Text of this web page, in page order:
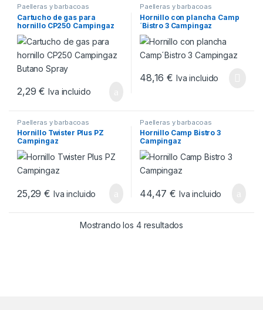
Paelleras y barbacoas
Cartucho de gas para
hornillo CP250 Campingaz
Butano Spray
2,29€ Iva incluido
Paelleras y barbacoas
Hornillo con plancha Camp
´Bistro 3 Campingaz
48,16€ Iva incluido
Paelleras y barbacoas
Hornillo Twister Plus PZ
Campingaz
25,29€ Iva incluido
Paelleras y barbacoas
Hornillo Camp Bistro 3
Campingaz
44,47€ Iva incluido
Mostrando los 4 resultados